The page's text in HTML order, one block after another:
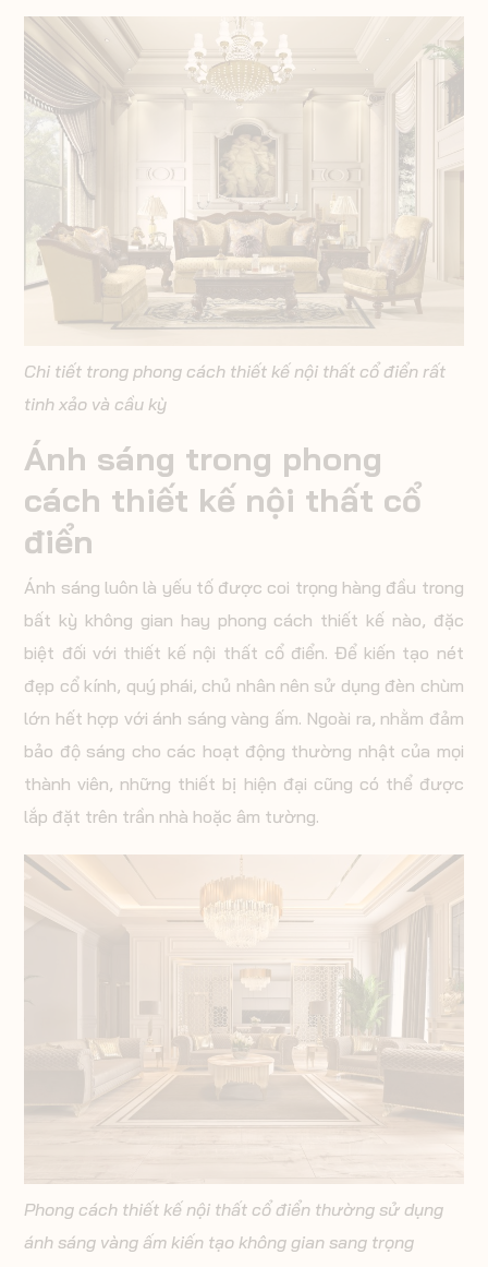
Chi tiết trong phong cách thiết kế nội thất cổ điển rất
tinh xảo và cầu kỳ
Ánh sáng trong phong
cách thiết kế nội thất cổ
điển
Ánh sáng luôn là yếu tố được coi trọng hàng đầu trong
bất kỳ không gian hay phong cách thiết kế nào, đặc
biệt đối với thiết kế nội thất cổ điển. Để kiến tạo nét
đẹp cổ kính, quý phái, chủ nhân nên sử dụng đèn chùm
lớn hết hợp với ánh sáng vàng ấm. Ngoài ra, nhằm đảm
bảo độ sáng cho các hoạt động thường nhật của mọi
thành viên, những thiết bị hiện đại cũng có thể được
lắp đặt trên trần nhà hoặc âm tường.
Phong cách thiết kế nội thất cổ điển thường sử dụng
ánh sáng vàng ấm kiến tạo không gian sang trọng